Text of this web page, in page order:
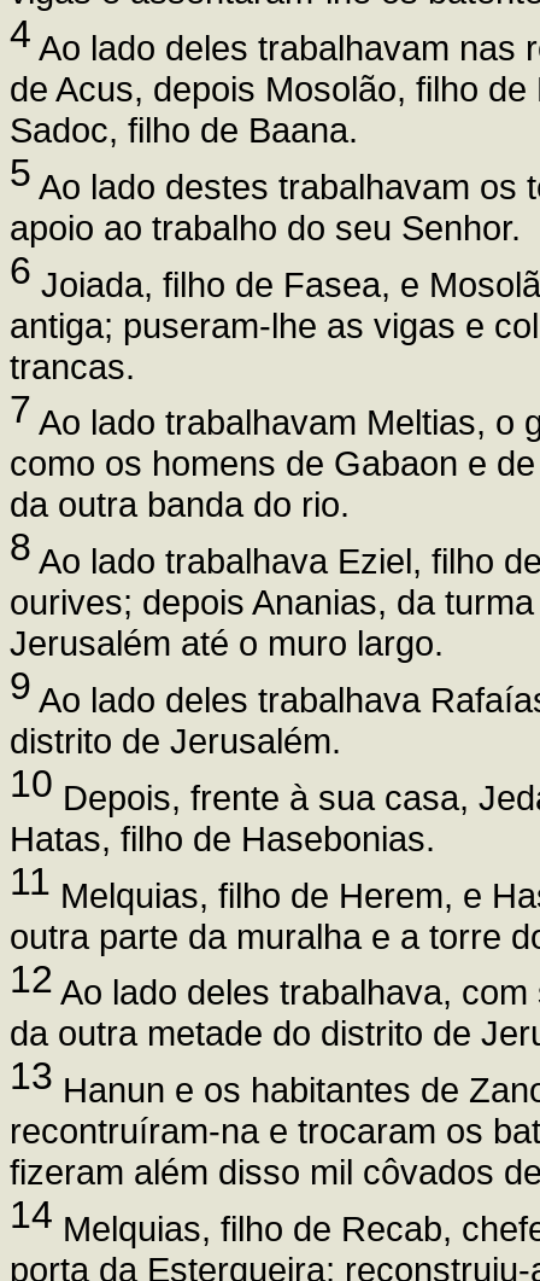
4 Ao lado deles trabalhavam nas
de Acus, depois Mosolão, filho
Sadoc, filho de Baana.
5 Ao lado destes trabalhavam os
apoio ao trabalho do seu Senhor.
6 Joiada, filho de Fasea, e
antiga; puseram-lhe as vigas e
trancas.
7 Ao lado trabalhavam Meltias, o
como os homens de Gabaon e
da outra banda do rio.
8 Ao lado trabalhava Eziel, filho
ourives; depois Ananias, da
Jerusalém até o muro largo.
9 Ao lado deles trabalhava
distrito de Jerusalém.
10 Depois, frente à sua casa,
Hatas, filho de Hasebonias.
11 Melquias, filho de Herem, e
outra parte da muralha e a torre
12 Ao lado deles trabalhava,
da outra metade do distrito de
13 Hanun e os habitantes de
recontruíram-na e trocaram os
fizeram além disso mil côvados
14 Melquias, filho de Recab,
porta da Esterqueira;